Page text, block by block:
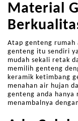
Material
Atap genteng rumah
genteng itu sendiri
mudah sekali retak
memilih genteng
keramik ketimbang
menahan air hujan
genteng anda hanya
menambalnya